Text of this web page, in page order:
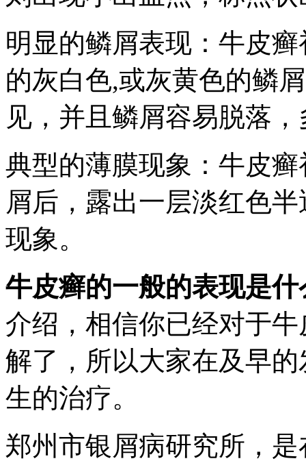
明显的鳞屑表现：牛皮
的灰白色,或灰黄色的鳞
见，并且鳞屑容易脱落
典型的薄膜现象：牛皮
屑后，露出一层淡红色
现象。
牛皮癣的一般的表现是什
介绍，相信你已经对于
解了，所以大家在及早
生的治疗。
郑州市银屑病研究所，